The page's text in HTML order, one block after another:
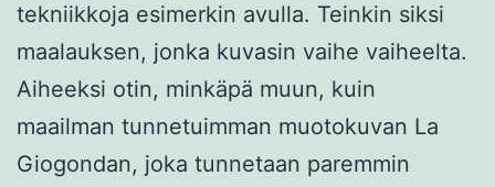
tekniikkoja esimerkin avulla. Teinkin siksi
maalauksen, jonka kuvasin vaihe vaiheelta.
Aiheeksi otin, minkäpä muun, kuin
maailman tunnetuimman muotokuvan La
Giogondan, joka tunnetaan paremmin